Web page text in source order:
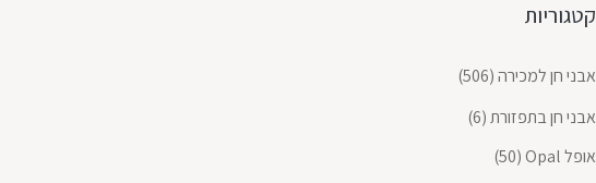
קטגוריות
אבני חן למכירה(506)
אבני חן בתפזורת(6)
אופל Opal
(50)